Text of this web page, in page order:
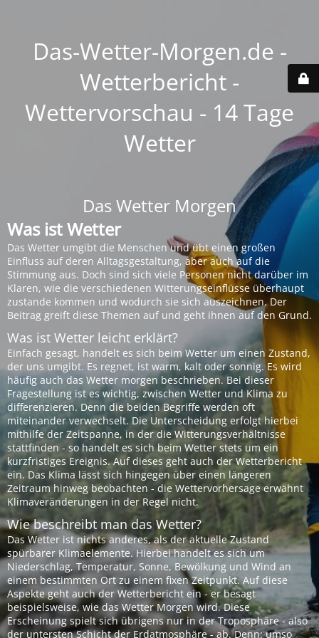
Das-Wetter-Morgen.de -
Wetterbericht -
Wettervorschau - 14 Tage
Wetter
Das Wetter Morgen
Was ist Wetter
Das Wetter umgibt die Menschen und übt einen großen
Einfluss auf deren Alltagsgestaltung, aber auch auf die
Stimmung aus. Doch sind sich viele Personen nicht darüber im
Klaren, wie die verschiedenen Witterungseinflüsse überhaupt
zustande kommen und wodurch sie sich auszeichnen. Der
Beitrag greift diese Themen auf und geht ihnen auf den Grund.
Was ist Wetter leicht erklärt?
Einfach gesagt, handelt es sich beim Wetter um einen Zustand,
der uns umgibt. Es regnet, ist warm, kalt oder sonnig. Es wird
häufig auch das Wetter morgen beschrieben. Bei dieser
Fragestellung ist es wichtig, zwischen Wetter und Klima zu
differenzieren. Denn die beiden Begriffe werden oft
miteinander verwechselt. Die Unterscheidung erfolgt hierbei
mithilfe der Zeitspanne, in der die Witterungsverhältnisse
stattfinden - so handelt es sich beim Wetter stets um ein
kurzfristiges Ereignis. Auf dieses geht auch der Wetterbericht
ein. Das Klima lässt sich hingegen über einen längeren
Zeitraum hinweg beobachten - die Wettervorhersage erwähnt
Klimaveränderungen in der Regel nicht.
Wie beschreibt man das Wetter?
Das Wetter ist nichts anderes, als der aktuelle Zustand
spürbarer Klimaelemente. Hierbei handelt es sich um
Niederschlag, Temperatur, Sonne, Bewölkung und Wind an
einem bestimmten Ort zu einem fixen Zeitpunkt. Auf diese
Aspekte geht auch der Wetterbericht ein - er besagt
beispielsweise, wie das Wetter Morgen wird. Diese
Erscheinung spielt sich übrigens nur in der Troposphäre - also
der untersten Schicht der Erdatmosphäre - ab. Denn: umso